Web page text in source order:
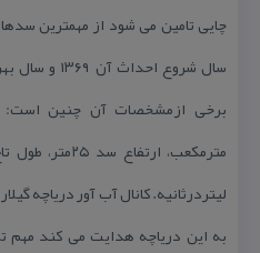
چایی تامین می شود از مهمترین
لیتردرثانیه. كانال آب آور دریاچه
به این دریاچه هدایت می كند مهم